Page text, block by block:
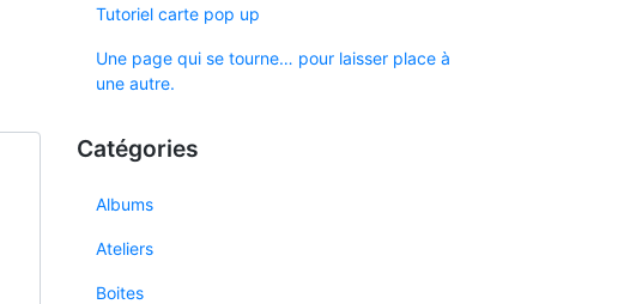
Tutoriel carte pop up
Une page qui se tourne… pour laisser place à
une autre.
Catégories
Albums
Ateliers
Boites